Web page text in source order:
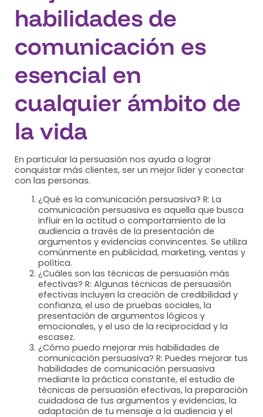
habilidades de
comunicación es
esencial en
cualquier ámbito de
la vida
En particular la persuasión nos ayuda a lograr
conquistar más clientes, ser un mejor líder y conectar
con las personas.
¿Qué es la comunicación persuasiva? R: La
comunicación persuasiva es aquella que busca
influir en la actitud o comportamiento de la
audiencia a través de la presentación de
argumentos y evidencias convincentes. Se utiliza
comúnmente en publicidad, marketing, ventas y
política.
¿Cuáles son las técnicas de persuasión más
efectivas? R: Algunas técnicas de persuasión
efectivas incluyen la creación de credibilidad y
confianza, el uso de pruebas sociales, la
presentación de argumentos lógicos y
emocionales, y el uso de la reciprocidad y la
escasez.
¿Cómo puedo mejorar mis habilidades de
comunicación persuasiva? R: Puedes mejorar tus
habilidades de comunicación persuasiva
mediante la práctica constante, el estudio de
técnicas de persuasión efectivas, la preparación
cuidadosa de tus argumentos y evidencias, la
adaptación de tu mensaje a la audiencia y el